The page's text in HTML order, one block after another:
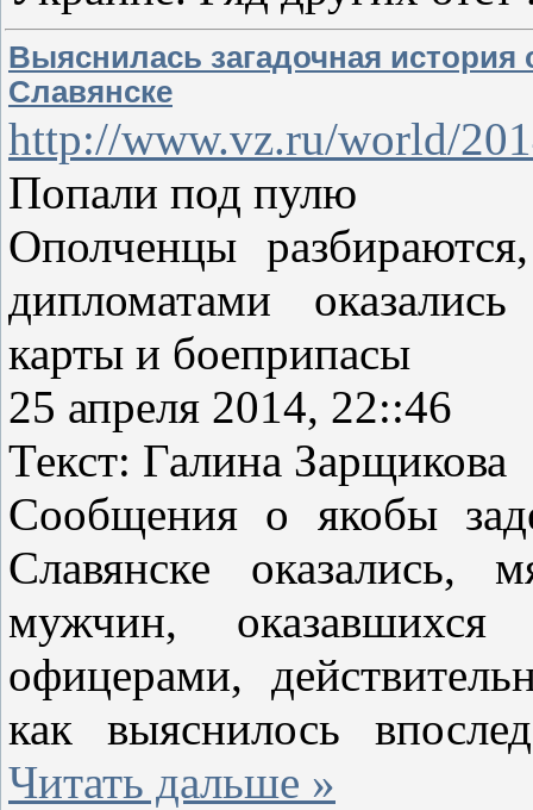
Выяснилась загадочная
Славянске
http://www.vz.ru/world/
Попали под пулю
Ополченцы
дипломатами
карты и боеприпасы
25 апреля 2014, 22::46
Текст: Галина Зарщикова
Сообщения о якобы
Славянске оказались,
мужчин,
офицерами,
как выяснилось
Читать дальше »